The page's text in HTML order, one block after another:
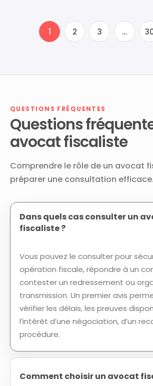
1 2 3 …
QUESTIONS FRÉQUENTES
Questions
avocat fiscaliste
Comprendre le rôle de un avocat
préparer une consultation efficace.
Dans quels cas consulter un
fiscaliste ?
Vous pouvez le consulter pour
opération fiscale, répondre à un
contester un redressement ou
transmission. Un premier avis
vérifier les délais, les preuves
l’intérêt d’une négociation, d’un
procédure.
Comment choisir un avocat